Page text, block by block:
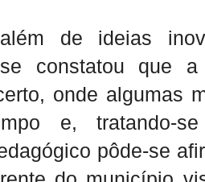
de ideias
constatou que
onde algumas
e, tratando-
pôde-se